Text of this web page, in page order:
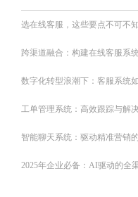
选在线客服，这些要点不可不知
跨渠道融合：构建在线客服系
数字化转型浪潮下：客服系统
工单管理系统：高效跟踪与解
智能聊天系统：驱动精准营销
2025年企业必备：AI驱动的全